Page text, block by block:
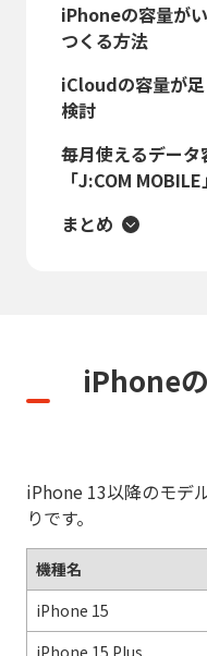
iPhoneの容量が
つくる方法
iCloudの容量が
検討
毎月使えるデータ
「J:COM
まとめ
iPhone
iPhone 13以降のモデ
りです。
機種名
iPhone 15
iPhone 15 Plus